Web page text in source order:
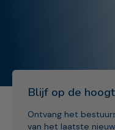
Blijf op de
Ontvang het
van het laatste